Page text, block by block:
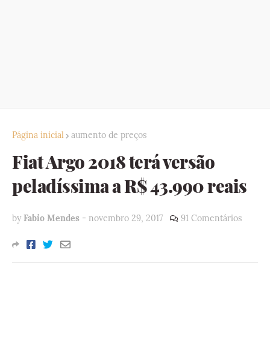
Página inicial aumento de preços
Fiat Argo 2018 terá versão
peladíssima a R$ 43.990 reais
by Fabio Mendes - novembro 29, 2017 91 Comentários